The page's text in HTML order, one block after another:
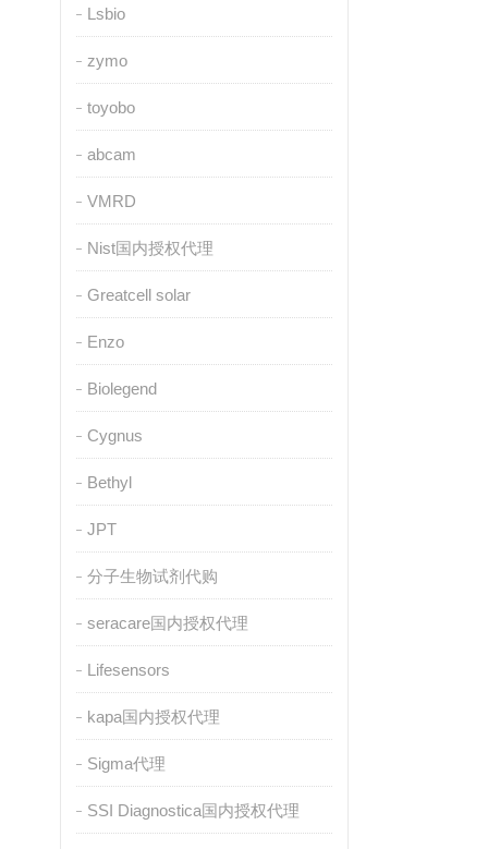
Lsbio
zymo
toyobo
abcam
VMRD
Nist国内授权代理
Greatcell solar
Enzo
Biolegend
Cygnus
Bethyl
JPT
分子生物试剂代购
seracare国内授权代理
Lifesensors
kapa国内授权代理
Sigma代理
SSI Diagnostica国内授权代理